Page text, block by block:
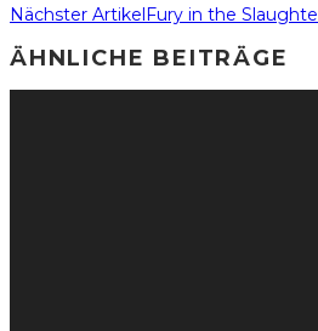
Nächster ArtikelFury in the
ÄHNLICHE BEITRÄGE